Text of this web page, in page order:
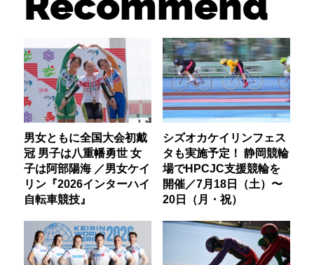
男女ともに全国大会初戴
冠 男子は八重幡勇世 女
子は阿部陽海 ／男女ケイ
リン『2026インターハイ
自転車競技』
シズオカケイリンフェス
タも実施予定！ 静岡競輪
場でHPCJC支援競輪を
開催／7月18日（土）〜
20日（月・祝）